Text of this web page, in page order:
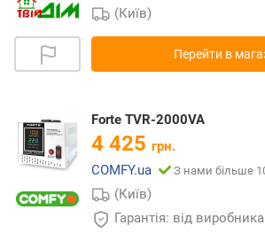
(Київ)
Перейти в
Forte TVR-2000VA
4 425 грн.
COMFY.ua
З нами більше
(Київ)
Гарантія: від виробника